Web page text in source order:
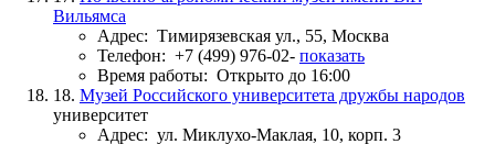
Вильямса
Адрес: Тимирязевская ул., 55, Москва
Телефон: +7 (499) 976-02- показать
Время работы: Открыто до 16:00
18. Музей Российского университета дружбы народов
университет
Адрес: ул. Миклухо-Маклая, 10, корп. 3